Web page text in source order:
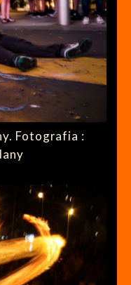
Fotografia :